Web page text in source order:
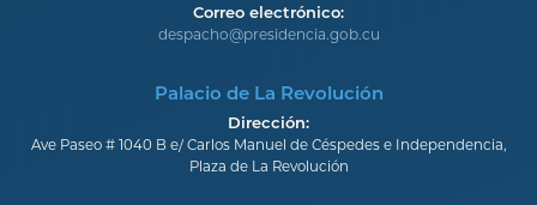
Correo electrónico:
despacho@presidencia.gob.cu
Palacio de La Revolución
Dirección:
Ave Paseo # 1040 B e/ Carlos Manuel de Céspedes e Independencia,
Plaza de La Revolución